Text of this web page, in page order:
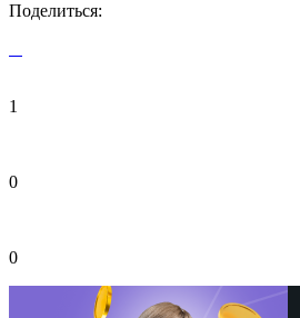
Поделиться:
1
0
0